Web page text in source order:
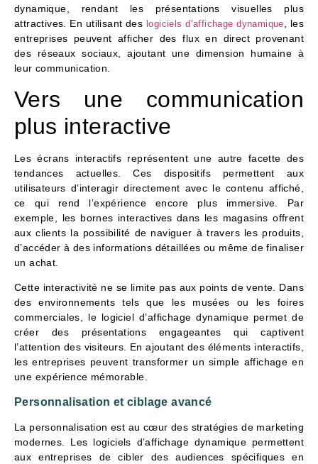
dynamique, rendant les présentations visuelles plus
attractives. En utilisant des logiciels d’affichage dynamique , les
entreprises peuvent afficher des flux en direct provenant
des réseaux sociaux, ajoutant une dimension humaine à
leur communication.
Vers une communication
plus interactive
Les écrans interactifs représentent une autre facette des
tendances actuelles. Ces dispositifs permettent aux
utilisateurs d’interagir directement avec le contenu affiché,
ce qui rend l’expérience encore plus immersive. Par
exemple, les bornes interactives dans les magasins offrent
aux clients la possibilité de naviguer à travers les produits,
d’accéder à des informations détaillées ou même de finaliser
un achat.
Cette interactivité ne se limite pas aux points de vente. Dans
des environnements tels que les musées ou les foires
commerciales, le logiciel d’affichage dynamique permet de
créer des présentations engageantes qui captivent
l’attention des visiteurs. En ajoutant des éléments interactifs,
les entreprises peuvent transformer un simple affichage en
une expérience mémorable.
Personnalisation et ciblage avancé
La personnalisation est au cœur des stratégies de marketing
modernes. Les logiciels d’affichage dynamique permettent
aux entreprises de cibler des audiences spécifiques en